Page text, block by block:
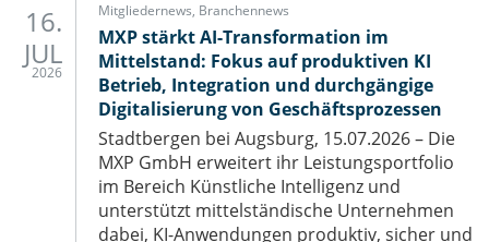
16.
JUL
2026
Mitgliedernews, Branchennews
MXP stärkt AI-Transformation im
Mittelstand: Fokus auf produktiven KI
Betrieb, Integration und durchgängige
Digitalisierung von Geschäftsprozessen
Stadtbergen bei Augsburg, 15.07.2026 – Die
MXP GmbH erweitert ihr Leistungsportfolio
im Bereich Künstliche Intelligenz und
unterstützt mittelständische Unternehmen
dabei, KI-Anwendungen produktiv, sicher und